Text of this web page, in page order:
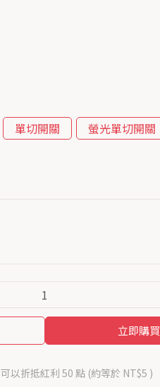
單切開關 螢光單切開關
立即購買
以折抵紅利 50 點 (約等於 NT$5 )